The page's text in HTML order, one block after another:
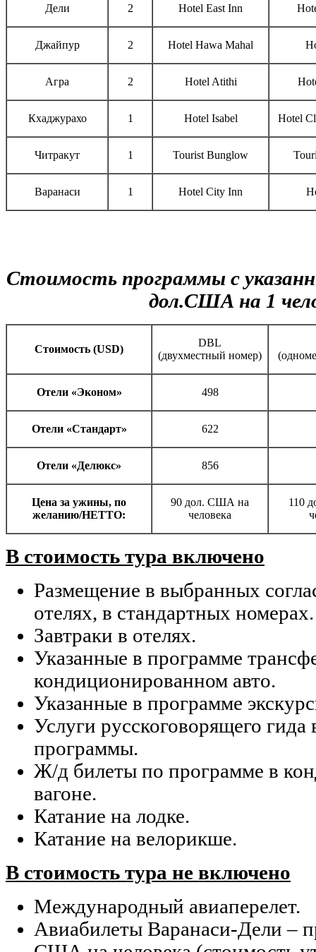
Дели 2 Hotel East Inn
Джайпур 2 Hotel Hawa Mahal
Агра 2 Hotel Atithi
Кхаджурахо 1 Hotel Isabel Hotel
Читракут 1 Tourist Bunglow
Варанаси 1 Hotel City Inn
Стоимость программы с
дол.США на 1
Cтоимость (USD)
DBL
(двухместный номер)
Отели «Эконом» 498
Отели «Стандарт» 622
Отели «Делюкс» 856
Цена за ужины, по
желанию/НЕТТО:
90 дол. США на
человека
110
В стоимость тура включено
Размещение в выбранных
отелях, в стандартных номерах.
Завтраки в отелях.
Указанные в программе
кондиционированном авто.
Указанные в программе
Услуги русскоговорящего гида
программы.
Ж/д билеты по программе в
вагоне.
Катание на лодке.
Катание на велорикше.
В стоимость тура не включено
Международный авиаперелет.
Авиабилеты Варанаси-Дели –